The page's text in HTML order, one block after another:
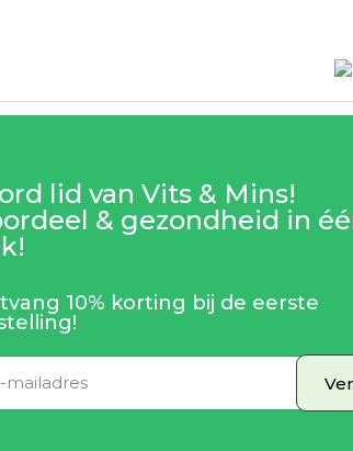
lid van Vits & Mins!
& gezondheid in
10% korting bij de eerste